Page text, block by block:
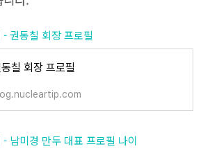
권동칠 회장 프로필
칠 회장 프로필
남미경 만두 대표 프로필 나이